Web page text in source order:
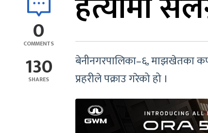
0
COMMENTS
130
SHARES
बेनीनगरपालिका–६, माझखेतका
प्रहरीले पक्राउ गरेको हो ।